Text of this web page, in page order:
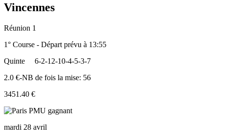
Vincennes
Réunion 1
1° Course - Départ prévu à 13:55
Quinte
6-2-12-10-4-5-3-7
2.0 €-NB de fois la mise: 56
3451.40 €
mardi 28 avril